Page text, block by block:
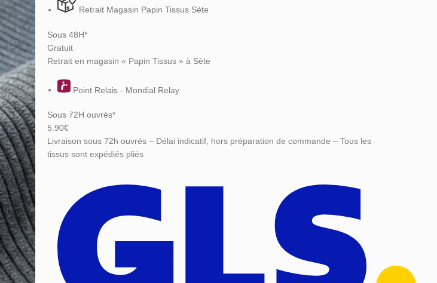
Retrait Magasin Papin Tissus Sète
Sous 48H*
Gratuit
Retrait en magasin « Papin Tissus » à Sète
Point Relais - Mondial Relay
Sous 72H ouvrés*
5.90€
Livraison sous 72h ouvrés – Délai indicatif, hors préparation de commande – Tous les
tissus sont expédiés pliés